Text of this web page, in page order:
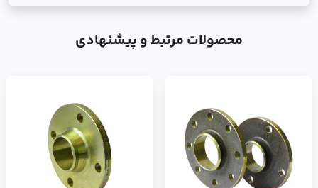
محصولات مرتبط و پیشنهادی